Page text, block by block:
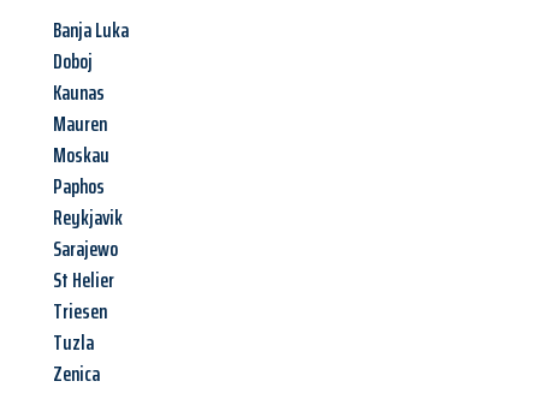
Banja Luka
Doboj
Kaunas
Mauren
Moskau
Paphos
Reykjavik
Sarajewo
St Helier
Triesen
Tuzla
Zenica